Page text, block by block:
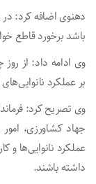
دهنوی اضافه کرد:
باشد برخورد قاطع
وی ادامه داد: از روز
بر عملکرد
وی تصریح کرد:
جهاد کشاورزی،
عملکرد نانوایی‌ها و
داشته باشند.